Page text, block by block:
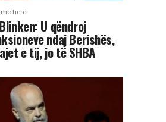
herët
U qëndroj
ndaj Berishës,
e tij, jo të SHBA